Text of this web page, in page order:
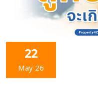
22
May 26